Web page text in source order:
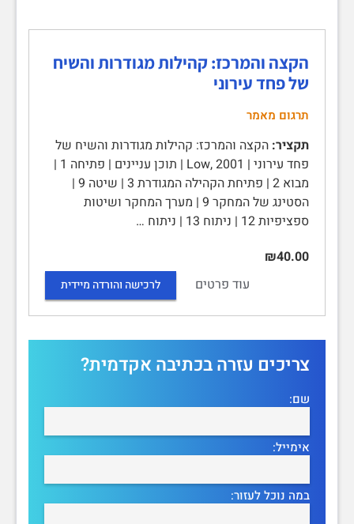
הקצה והמרכז: קהילות מגודרות והשיח
של פחד עירוני
תרגום מאמר
תקציר: הקצה והמרכז: קהילות מגודרות והשיח של
פחד עירוני | Low, 2001 | תוכן עניינים | פתיחה 1 |
מבוא 2 | פתיחת הקהילה המגודרת 3 | שיטה 9 |
הסטינג של המחקר 9 | מערך המחקר ושיטות
ספציפיות 12 | ניתוח 13 | ניתוח …
₪40.00
עוד פרטים
לרכישה והורדה מיידית
צריכים עזרה בכתיבה אקדמית?
שם:
אימייל:
במה נוכל לעזור: